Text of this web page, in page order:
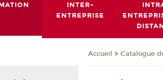
INTER-
ENTREPRISE
Accueil Catalogue